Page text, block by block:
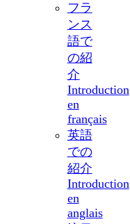
フラ
ンス
語で
の紹
介
Introduction
en
français
英語
での
紹介
Introduction
en
anglais